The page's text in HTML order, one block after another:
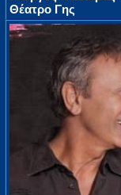
Θέατρο Γης